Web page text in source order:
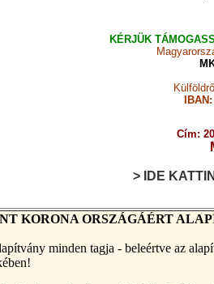
KÉRJÜK
IBAN:
Cím:
> IDE
KORONA ORSZÁGÁÉRT
minden tagja - beleértve az